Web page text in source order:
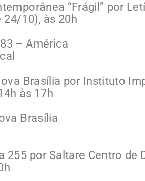
“Frágil” por
24/10), às 20h
– América
Brasília por Instituto
às 17h
Brasília
255 por Saltare Centro de